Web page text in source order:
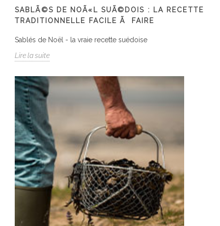
SABLÃ©S DE NOÃ«L SUÃ©DOIS : LA RECETTE
TRADITIONNELLE FACILE Ã FAIRE
Sablés de Noël - la vraie recette suédoise
Lire la suite